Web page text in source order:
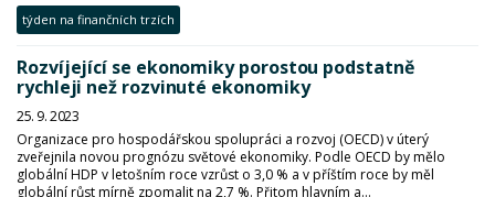
týden na finančních trzích
Rozvíjející se ekonomiky porostou podstatně
rychleji než rozvinuté ekonomiky
25. 9. 2023
Organizace pro hospodářskou spolupráci a rozvoj (OECD) v úterý
zveřejnila novou prognózu světové ekonomiky. Podle OECD by mělo
globální HDP v letošním roce vzrůst o 3,0 % a v příštím roce by měl
globální růst mírně zpomalit na 2,7 %. Přitom hlavním a...